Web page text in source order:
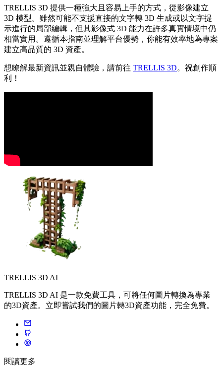
TRELLIS 3D 提供一種強大且容易上手的方式，從影像建立
3D 模型。雖然可能不支援直接的文字轉 3D 生成或以文字提
示進行的局部編輯，但其影像式 3D 能力在許多真實情境中仍
相當實用。遵循本指南並理解平台優勢，你能有效率地為專案
建立高品質的 3D 資產。
想瞭解最新資訊並親自體驗，請前往 TRELLIS 3D。祝創作順
利！
TRELLIS 3D AI
TRELLIS 3D AI 是一款免費工具，可將任何圖片轉換為專業
的3D資產。立即嘗試我們的圖片轉3D資產功能，完全免費。
閱讀更多